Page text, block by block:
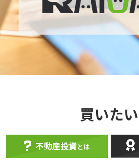
買いたい
不動産投資とは